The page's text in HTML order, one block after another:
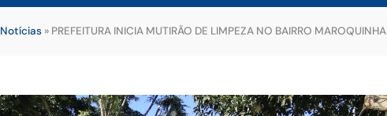
Notícias» PREFEITURA INICIA MUTIRÃO DE LIMPEZA NO BAIRRO MAROQUINHA